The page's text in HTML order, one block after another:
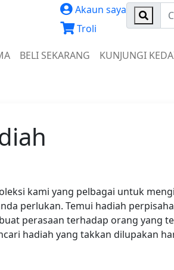
Akaun saya
Troli
BELI SEKARANG KUNJUNGI
kami yang pelbagai untuk
perlukan. Temui hadiah
perasaan terhadap orang yang
hadiah yang takkan dilupakan